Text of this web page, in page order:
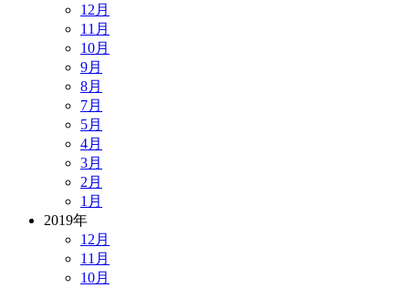
12月
11月
10月
9月
8月
7月
5月
4月
3月
2月
1月
2019年
12月
11月
10月